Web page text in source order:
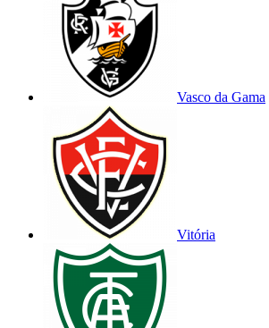
Vasco da Gama
Vitória